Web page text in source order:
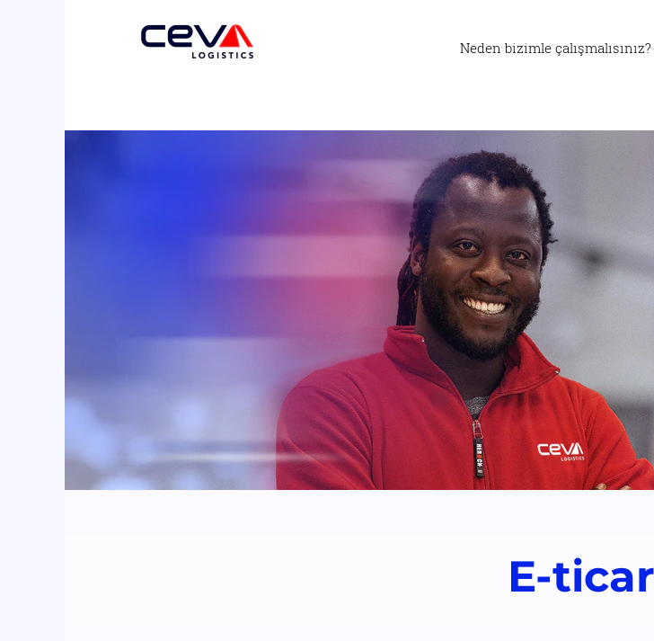
Neden bizimle çalışmalısınız?
E-